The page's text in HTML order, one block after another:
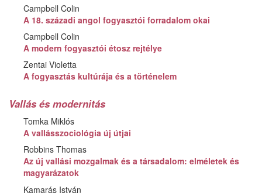
Campbell Colin
A 18. századi angol fogyasztói forradalom okai
Campbell Colin
A modern fogyasztói étosz rejtélye
Zentai Violetta
A fogyasztás kultúrája és a történelem
Vallás és modernitás
Tomka Miklós
A vallásszociológia új útjai
Robbins Thomas
Az új vallási mozgalmak és a társadalom: elméletek és
magyarázatok
Kamarás István